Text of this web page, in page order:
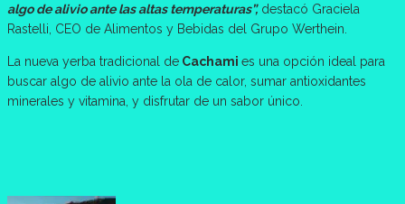
algo de alivio ante las altas temperaturas”,destacó Graciela
Rastelli, CEO de Alimentos y Bebidas del Grupo Werthein.
La nueva yerba tradicional de Cachami es una opción ideal para
buscar algo de alivio ante la ola de calor, sumar antioxidantes
minerales y vitamina, y disfrutar de un sabor único.